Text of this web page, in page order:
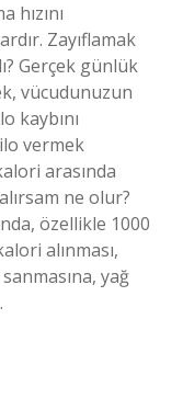
Zayıflamak
Gerçek günlük
vücudunuzun
kaybını
vermek
arasında
ne olur?
özellikle 1000
alınması,
yağ